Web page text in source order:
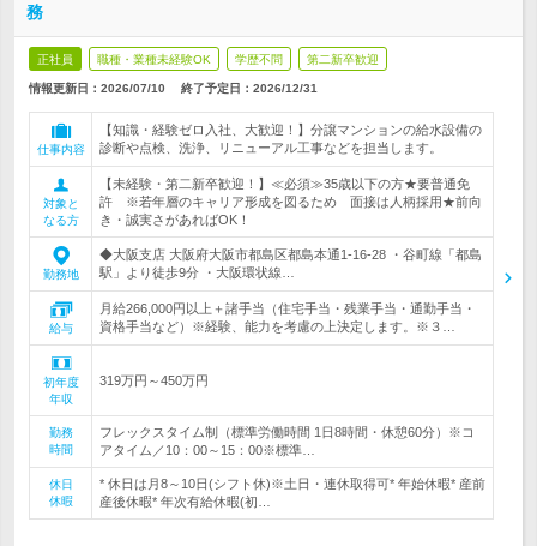
務
正社員 職種・業種未経験OK 学歴不問 第二新卒歓迎
情報更新日：2026/07/10 終了予定日： 2026/12/31
仕事内容
【知識・経験ゼロ入社、大歓迎！】分譲マンションの給水設備の
診断や点検、洗浄、リニューアル工事などを担当します。
対象と
なる方
【未経験・第二新卒歓迎！】≪必須≫35歳以下の方★要普通免
許 ※若年層のキャリア形成を図るため 面接は人柄採用★前向
き・誠実さがあればOK！
勤務地
◆大阪支店 大阪府大阪市都島区都島本通1-16-28 ・谷町線「都島
駅」より徒歩9分 ・大阪環状線…
給与
月給266,000円以上＋諸手当（住宅手当・残業手当・通勤手当・
資格手当など）※経験、能力を考慮の上決定します。※３…
初年度
年収
319万円～450万円
勤務
時間
フレックスタイム制（標準労働時間 1日8時間・休憩60分）※コ
アタイム／10：00～15：00※標準…
休日
休暇
* 休日は月8～10日(シフト休)※土日・連休取得可* 年始休暇* 産前
産後休暇* 年次有給休暇(初…